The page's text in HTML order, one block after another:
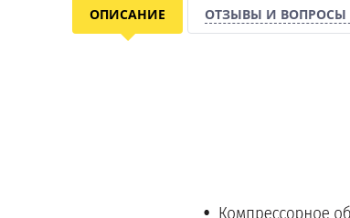
ОПИСАНИЕ ОТЗЫВЫ И ВОПРОСЫ